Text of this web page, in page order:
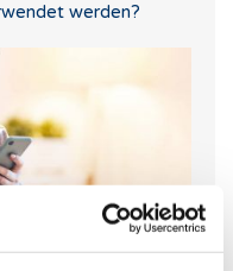
werden?